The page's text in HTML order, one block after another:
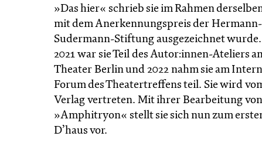
»Das hier« schrieb sie im Rahmen
mit dem Anerkennungspreis der Hermann-
Sudermann-Stiftung ausgezeichnet
2021 war sie Teil des Autor:innen-Ateliers
Theater Berlin und 2022 nahm sie am
Forum des Theatertreffens teil. Sie wird
Verlag vertreten. Mit ihrer Bearbeitung
»Amphitryon« stellt sie sich nun zum
D’haus vor.